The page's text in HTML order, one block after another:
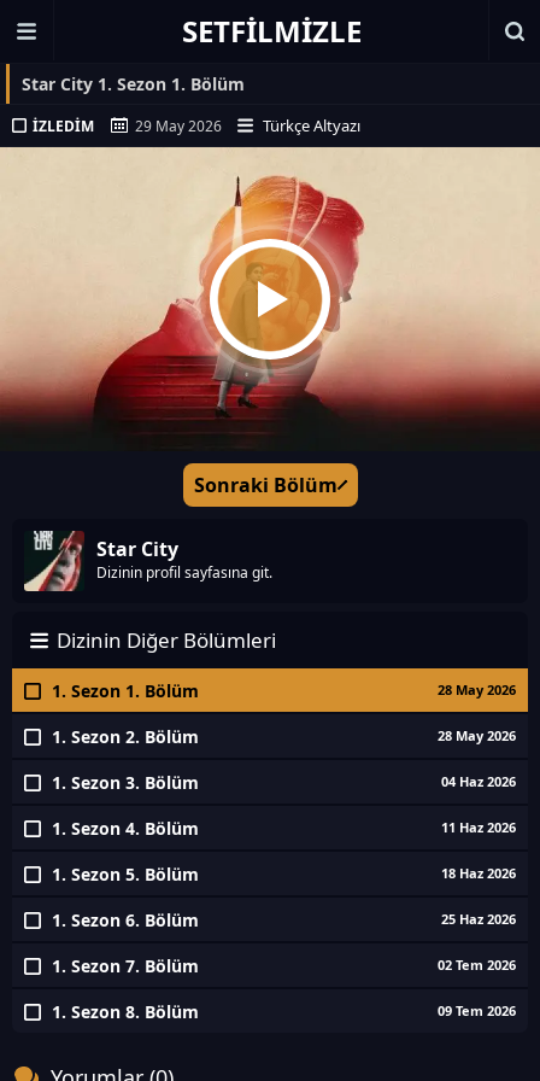
SETFILMIZLE
Star City 1. Sezon 1. Bölüm
İZLEDIM 29 May 2026 Türkçe Altyazı
Sonraki Bölüm
Star City
Dizinin profil sayfasına git.
Dizinin Diğer Bölümleri
1. Sezon 1. Bölüm 28 May 2026
1. Sezon 2. Bölüm 28 May 2026
1. Sezon 3. Bölüm 04 Haz 2026
1. Sezon 4. Bölüm 11 Haz 2026
1. Sezon 5. Bölüm 18 Haz 2026
1. Sezon 6. Bölüm 25 Haz 2026
1. Sezon 7. Bölüm 02 Tem 2026
1. Sezon 8. Bölüm 09 Tem 2026